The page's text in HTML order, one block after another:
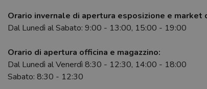
Orario invernale di apertura esposizione e
Dal Lunedì al Sabato: 9:00 - 13:00, 15:00 - 19:00
Orario di apertura officina e magazzino:
Dal Lunedì al Venerdì 8:30 - 12:30, 14:00 - 18:00
Sabato: 8:30 - 12:30